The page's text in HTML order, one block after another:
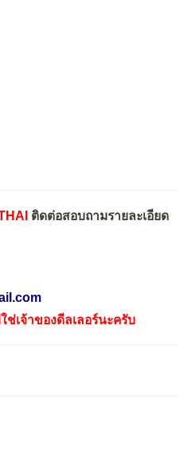
ติดต่อสอบถามรายละเอียด
ช่เจ้าของดีลเลอร์นะครับ